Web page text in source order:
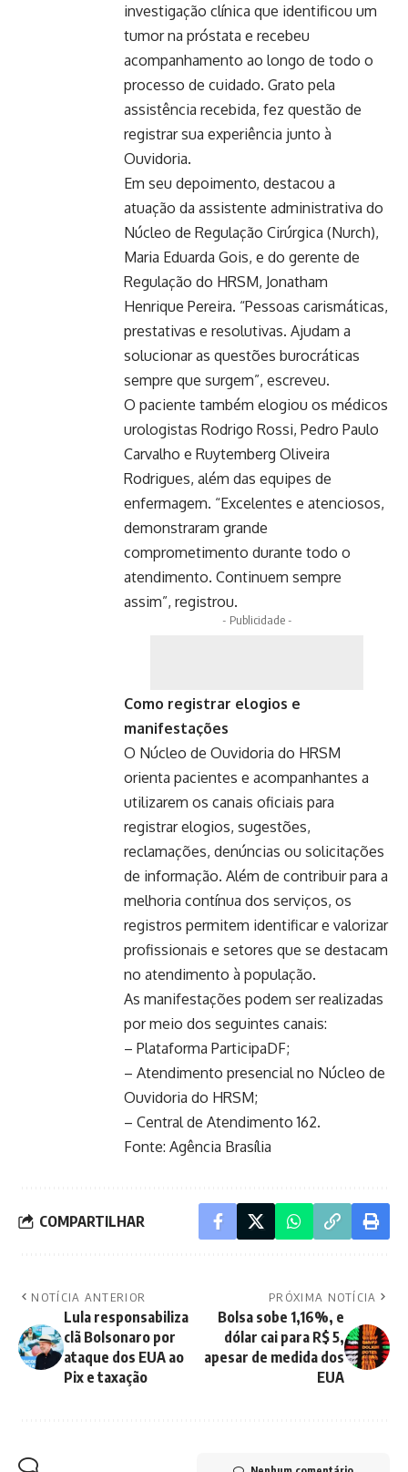
investigação clínica que identificou um
tumor na próstata e recebeu
acompanhamento ao longo de todo o
processo de cuidado. Grato pela
assistência recebida, fez questão de
registrar sua experiência junto à
Ouvidoria.
Em seu depoimento, destacou a
atuação da assistente administrativa do
Núcleo de Regulação Cirúrgica (Nurch),
Maria Eduarda Gois, e do gerente de
Regulação do HRSM, Jonatham
Henrique Pereira. “Pessoas carismáticas,
prestativas e resolutivas. Ajudam a
solucionar as questões burocráticas
sempre que surgem”, escreveu.
O paciente também elogiou os médicos
urologistas Rodrigo Rossi, Pedro Paulo
Carvalho e Ruytemberg Oliveira
Rodrigues, além das equipes de
enfermagem. “Excelentes e atenciosos,
demonstraram grande
comprometimento durante todo o
atendimento. Continuem sempre
assim”, registrou.
- Publicidade -
Como registrar elogios e
manifestações
O Núcleo de Ouvidoria do HRSM
orienta pacientes e acompanhantes a
utilizarem os canais oficiais para
registrar elogios, sugestões,
reclamações, denúncias ou solicitações
de informação. Além de contribuir para a
melhoria contínua dos serviços, os
registros permitem identificar e valorizar
profissionais e setores que se destacam
no atendimento à população.
As manifestações podem ser realizadas
por meio dos seguintes canais:
– Plataforma ParticipaDF;
– Atendimento presencial no Núcleo de
Ouvidoria do HRSM;
– Central de Atendimento 162.
Fonte: Agência Brasília
COMPARTILHAR
NOTÍCIA ANTERIOR
Lula responsabiliza
clã Bolsonaro por
ataque dos EUA ao
Pix e taxação
PRÓXIMA NOTÍCIA
Bolsa sobe 1,16%, e
dólar cai para R$ 5,
apesar de medida dos
EUA